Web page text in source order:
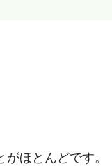
ほとんどです。